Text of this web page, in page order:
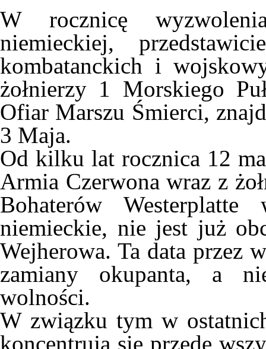
W rocznicę
niemieckiej,
kombatanckich i
żołnierzy 1 Morskiego
Ofiar Marszu Śmierci,
3 Maja.
Od kilku lat rocznica 12
Armia Czerwona wraz z
Bohaterów
niemieckie, nie jest już
Wejherowa. Ta data przez
zamiany okupanta, a
wolności.
W związku tym w
koncentrują się przede